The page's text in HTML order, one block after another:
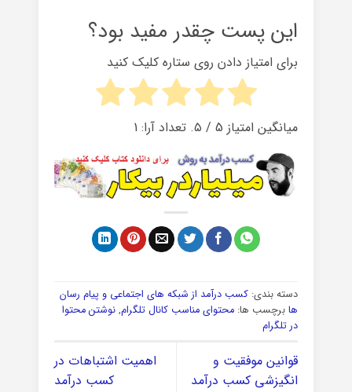
این پست چقدر مفید بود؟
برای امتیاز دادن روی ستاره کلیک کنید
میانگین امتیاز 5/ ۵. تعداد آرا: 1
دسته بندی: کسب درآمد از شبکه های اجتماعی و پیام رسان
هابرچسب ها: محتوای مناسب کانال تلگرام, نوشتن محتوا
در تلگرام
قوانین موفقیت و
انگیزشی کسب درآمد
اهمیت اشتباهات در
کسب درآمد